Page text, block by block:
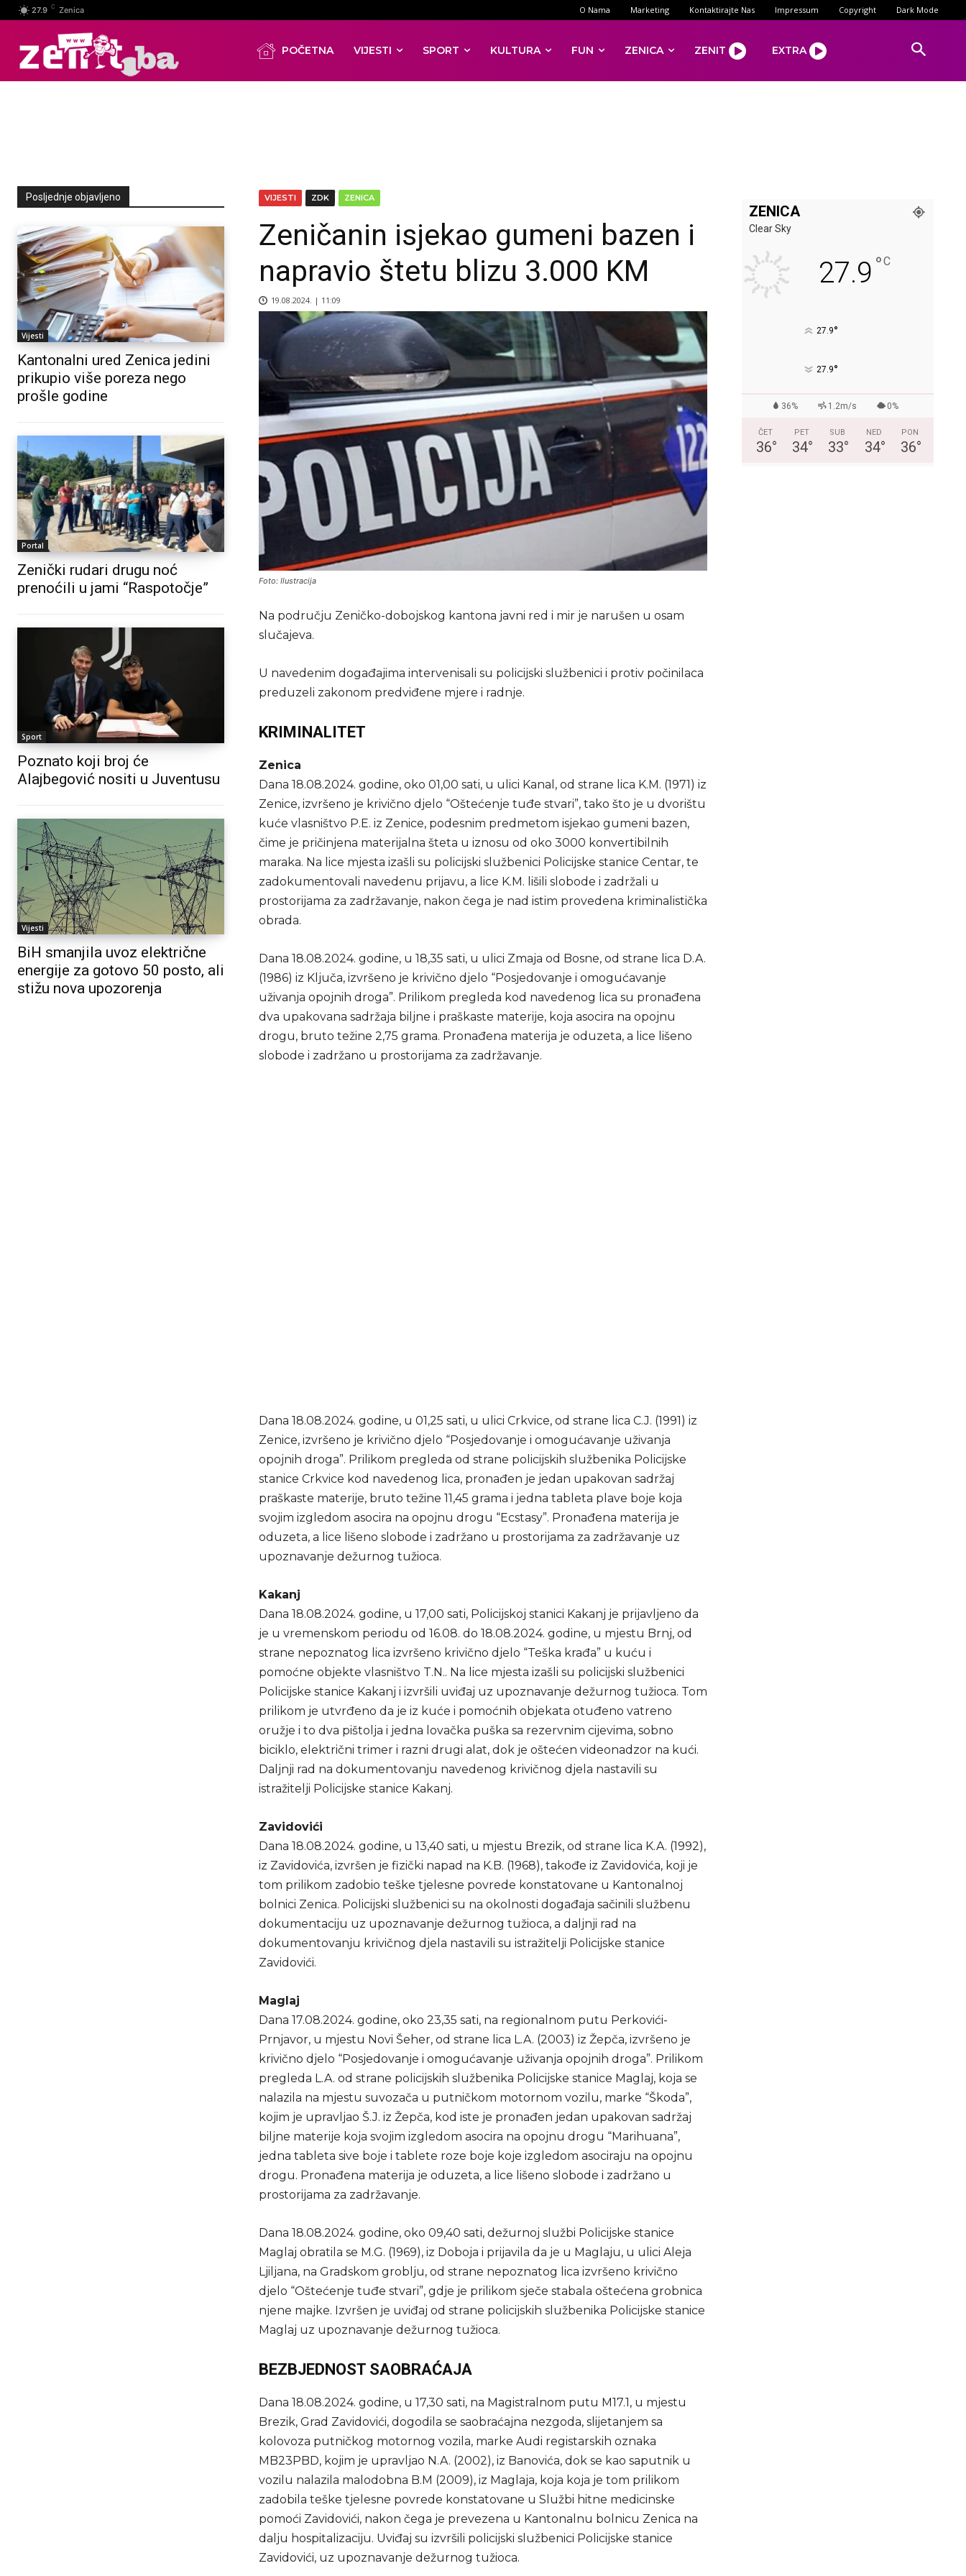
27.9 C Zenica O Nama Marketing Kontaktirajte Nas Impressum Copyright Dark Mode
POČETNA VIJESTI SPORT KULTURA FUN ZENICA ZENIT EXTRA
Posljednje objavljeno
Vijesti
Kantonalni ured Zenica jedini
prikupio više poreza nego
prošle godine
Portal
Zenički rudari drugu noć
prenoćili u jami “Raspotočje”
Sport
Poznato koji broj će
Alajbegović nositi u Juventusu
Vijesti
BiH smanjila uvoz električne
energije za gotovo 50 posto, ali
stižu nova upozorenja
VIJESTI ZDK ZENICA
Zeničanin isjekao gumeni bazen i
napravio štetu blizu 3.000 KM
19.08.2024. | 11:09
Foto: Ilustracija
Na području Zeničko-dobojskog kantona javni red i mir je narušen u osam
slučajeva.
U navedenim događajima intervenisali su policijski službenici i protiv počinilaca
preduzeli zakonom predviđene mjere i radnje.
KRIMINALITET
Zenica
Dana 18.08.2024. godine, oko 01,00 sati, u ulici Kanal, od strane lica K.M. (1971) iz
Zenice, izvršeno je krivično djelo “Oštećenje tuđe stvari”, tako što je u dvorištu
kuće vlasništvo P.E. iz Zenice, podesnim predmetom isjekao gumeni bazen,
čime je pričinjena materijalna šteta u iznosu od oko 3000 konvertibilnih
maraka. Na lice mjesta izašli su policijski službenici Policijske stanice Centar, te
zadokumentovali navedenu prijavu, a lice K.M. lišili slobode i zadržali u
prostorijama za zadržavanje, nakon čega je nad istim provedena kriminalistička
obrada.
Dana 18.08.2024. godine, u 18,35 sati, u ulici Zmaja od Bosne, od strane lica D.A.
(1986) iz Ključa, izvršeno je krivično djelo “Posjedovanje i omogućavanje
uživanja opojnih droga”. Prilikom pregleda kod navedenog lica su pronađena
dva upakovana sadržaja biljne i praškaste materije, koja asocira na opojnu
drogu, bruto težine 2,75 grama. Pronađena materija je oduzeta, a lice lišeno
slobode i zadržano u prostorijama za zadržavanje.
Dana 18.08.2024. godine, u 01,25 sati, u ulici Crkvice, od strane lica C.J. (1991) iz
Zenice, izvršeno je krivično djelo “Posjedovanje i omogućavanje uživanja
opojnih droga”. Prilikom pregleda od strane policijskih službenika Policijske
stanice Crkvice kod navedenog lica, pronađen je jedan upakovan sadržaj
praškaste materije, bruto težine 11,45 grama i jedna tableta plave boje koja
svojim izgledom asocira na opojnu drogu “Ecstasy”. Pronađena materija je
oduzeta, a lice lišeno slobode i zadržano u prostorijama za zadržavanje uz
upoznavanje dežurnog tužioca.
Kakanj
Dana 18.08.2024. godine, u 17,00 sati, Policijskoj stanici Kakanj je prijavljeno da
je u vremenskom periodu od 16.08. do 18.08.2024. godine, u mjestu Brnj, od
strane nepoznatog lica izvršeno krivično djelo “Teška krađa” u kuću i
pomoćne objekte vlasništvo T.N.. Na lice mjesta izašli su policijski službenici
Policijske stanice Kakanj i izvršili uviđaj uz upoznavanje dežurnog tužioca. Tom
prilikom je utvrđeno da je iz kuće i pomoćnih objekata otuđeno vatreno
oružje i to dva pištolja i jedna lovačka puška sa rezervnim cijevima, sobno
biciklo, električni trimer i razni drugi alat, dok je oštećen videonadzor na kući.
Daljnji rad na dokumentovanju navedenog krivičnog djela nastavili su
istražitelji Policijske stanice Kakanj.
Zavidovići
Dana 18.08.2024. godine, u 13,40 sati, u mjestu Brezik, od strane lica K.A. (1992),
iz Zavidovića, izvršen je fizički napad na K.B. (1968), takođe iz Zavidovića, koji je
tom prilikom zadobio teške tjelesne povrede konstatovane u Kantonalnoj
bolnici Zenica. Policijski službenici su na okolnosti događaja sačinili službenu
dokumentaciju uz upoznavanje dežurnog tužioca, a daljnji rad na
dokumentovanju krivičnog djela nastavili su istražitelji Policijske stanice
Zavidovići.
Maglaj
Dana 17.08.2024. godine, oko 23,35 sati, na regionalnom putu Perkovići-
Prnjavor, u mjestu Novi Šeher, od strane lica L.A. (2003) iz Žepča, izvršeno je
krivično djelo “Posjedovanje i omogućavanje uživanja opojnih droga”. Prilikom
pregleda L.A. od strane policijskih službenika Policijske stanice Maglaj, koja se
nalazila na mjestu suvozača u putničkom motornom vozilu, marke “Škoda”,
kojim je upravljao Š.J. iz Žepča, kod iste je pronađen jedan upakovan sadržaj
biljne materije koja svojim izgledom asocira na opojnu drogu “Marihuana”,
jedna tableta sive boje i tablete roze boje koje izgledom asociraju na opojnu
drogu. Pronađena materija je oduzeta, a lice lišeno slobode i zadržano u
prostorijama za zadržavanje.
Dana 18.08.2024. godine, oko 09,40 sati, dežurnoj službi Policijske stanice
Maglaj obratila se M.G. (1969), iz Doboja i prijavila da je u Maglaju, u ulici Aleja
Ljiljana, na Gradskom groblju, od strane nepoznatog lica izvršeno krivično
djelo “Oštećenje tuđe stvari”, gdje je prilikom sječe stabala oštećena grobnica
njene majke. Izvršen je uviđaj od strane policijskih službenika Policijske stanice
Maglaj uz upoznavanje dežurnog tužioca.
BEZBJEDNOST SAOBRAĆAJA
Dana 18.08.2024. godine, u 17,30 sati, na Magistralnom putu M17.1, u mjestu
Brezik, Grad Zavidovići, dogodila se saobraćajna nezgoda, slijetanjem sa
kolovoza putničkog motornog vozila, marke Audi registarskih oznaka
MB23PBD, kojim je upravljao N.A. (2002), iz Banovića, dok se kao saputnik u
vozilu nalazila malodobna B.M (2009), iz Maglaja, koja koja je tom prilikom
zadobila teške tjelesne povrede konstatovane u Službi hitne medicinske
pomoći Zavidovići, nakon čega je prevezena u Kantonalnu bolnicu Zenica na
dalju hospitalizaciju. Uviđaj su izvršili policijski službenici Policijske stanice
Zavidovići, uz upoznavanje dežurnog tužioca.
ZENICA
Clear Sky
27.9 °C
27.9°
27.9°
36% 1.2m/s 0%
ČET
36°
PET
34°
SUB
33°
NED
34°
PON
36°